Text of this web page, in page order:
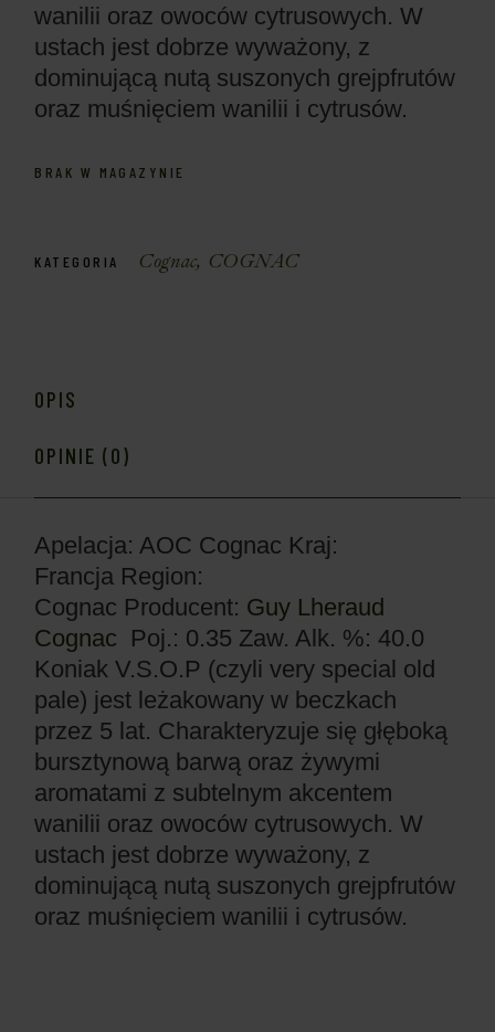
wanilii oraz owoców cytrusowych. W
ustach jest dobrze wyważony, z
dominującą nutą suszonych grejpfrutów
oraz muśnięciem wanilii i cytrusów.
BRAK W MAGAZYNIE
KATEGORIA Cognac, COGNAC
OPIS
OPINIE (0)
Apelacja: AOC Cognac Kraj:
Francja Region:
Cognac Producent: Guy Lheraud
Cognac Poj.: 0.35 Zaw. Alk. %: 40.0
Koniak V.S.O.P (czyli very special old
pale) jest leżakowany w beczkach
przez 5 lat. Charakteryzuje się głęboką
bursztynową barwą oraz żywymi
aromatami z subtelnym akcentem
wanilii oraz owoców cytrusowych. W
ustach jest dobrze wyważony, z
dominującą nutą suszonych grejpfrutów
oraz muśnięciem wanilii i cytrusów.